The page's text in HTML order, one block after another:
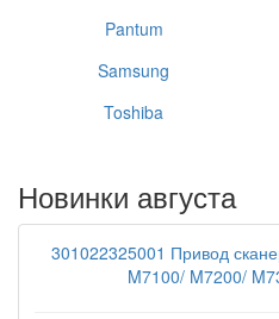
Pantum
Samsung
Toshiba
Новинки августа
301022325001 Привод
M7100/ M7200/